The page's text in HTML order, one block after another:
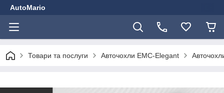
AutoMario
Товари та послуги Авточохли EMC-Elegant